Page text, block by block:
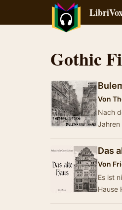
Gothic
Von
Nach
Jahren
Das
Von
Es ist
Hause